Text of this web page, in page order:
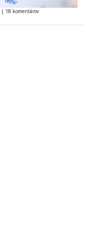
| 18 komentárov